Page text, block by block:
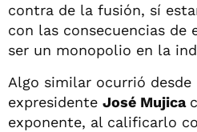
contra de la fusión, sí
con las consecuencias de
ser un monopolio en la
Algo similar ocurrió
expresidente José Mujica
exponente, al calificarlo